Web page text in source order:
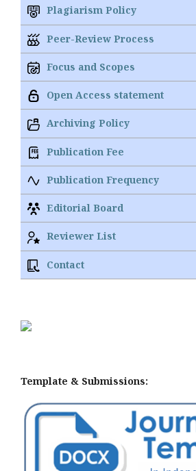
Plagiarism Policy
Peer-Review Process
Focus and Scopes
Open Access statement
Archiving Policy
Publication Fee
Publication Frequency
Editorial Board
Reviewer List
Contact
Template & Submissions: